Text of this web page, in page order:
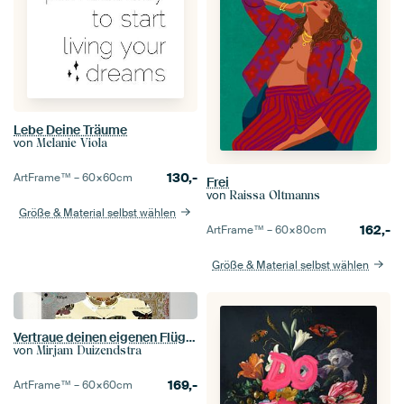
Lebe Deine Träume
von Melanie Viola
ArtFrame™ –60×60cm 130,-
Größe & Material selbst wählen
Frei
von Raissa Oltmanns
ArtFrame™ –60×80cm 162,-
Größe & Material selbst wählen
Vertraue deinen eigenen Flügeln
von Mirjam Duizendstra
ArtFrame™ –60×60cm 169,-